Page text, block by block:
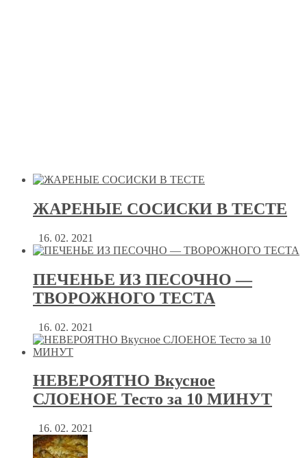
ЖАРЕНЫЕ СОСИСКИ В ТЕСТЕ
16. 02. 2021
ПЕЧЕНЬЕ ИЗ ПЕСОЧНО —
ТВОРОЖНОГО ТЕСТА
16. 02. 2021
НЕВЕРОЯТНО Вкусное
СЛОЕНОЕ Тесто за 10 МИНУТ
16. 02. 2021